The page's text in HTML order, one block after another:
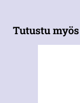
Tutustu myös